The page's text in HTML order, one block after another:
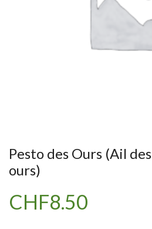
Pesto des Ours (Ail des
ours)
CHF8.50